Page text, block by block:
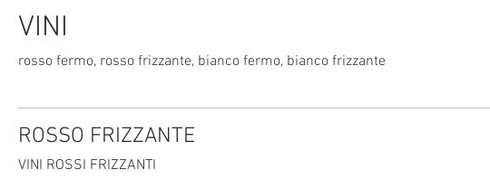
VINI
rosso fermo, rosso frizzante, bianco fermo, bianco frizzante
ROSSO FRIZZANTE
VINI ROSSI FRIZZANTI